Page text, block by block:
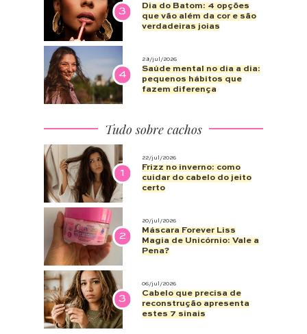
3
Dia do Batom: 4 opções
que vão além da cor e são
verdadeiras joias
4
28/jul/2026
Saúde mental no dia a dia:
pequenos hábitos que
fazem diferença
Tudo sobre cachos
1
22/jul/2026
Frizz no inverno: como
cuidar do cabelo do jeito
certo
2
20/jul/2026
Máscara Forever Liss
Magia de Unicórnio: Vale a
Pena?
3
06/jul/2026
Cabelo que precisa de
reconstrução apresenta
estes 7 sinais